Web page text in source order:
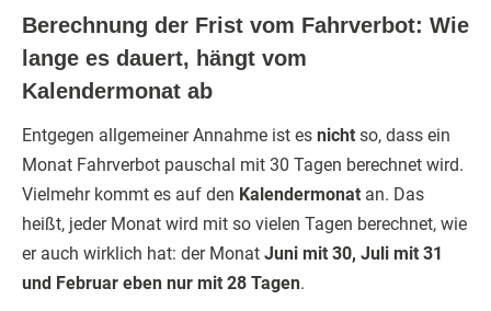
Berechnung der Frist vom Fahrverbot: Wie
lange es dauert, hängt vom
Kalendermonat ab
Entgegen allgemeiner Annahme ist es nicht so, dass ein
Monat Fahrverbot pauschal mit 30 Tagen berechnet wird.
Vielmehr kommt es auf den Kalendermonat an. Das
heißt, jeder Monat wird mit so vielen Tagen berechnet, wie
er auch wirklich hat: der Monat Juni mit 30, Juli mit 31
und Februar eben nur mit 28 Tagen.